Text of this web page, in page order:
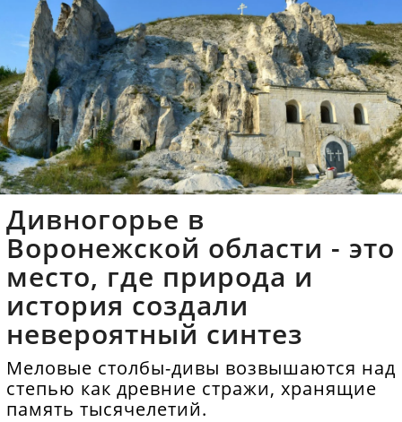
Дивногорье в
Воронежской области - это
место, где природа и
история создали
невероятный синтез
Меловые столбы-дивы возвышаются над
степью как древние стражи, хранящие
память тысячелетий.